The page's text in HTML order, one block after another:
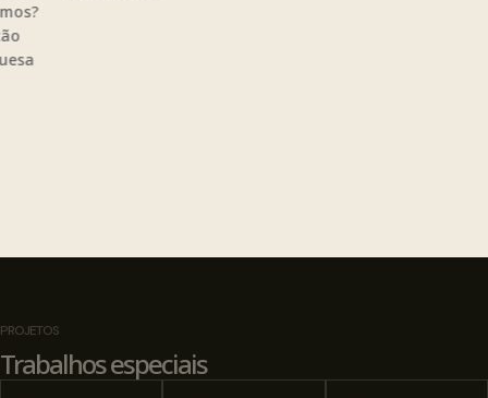
PROJETOS
Trabalhos especiais